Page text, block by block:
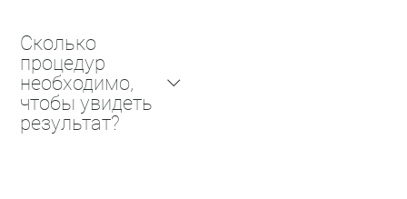
Сколько
процедур
необходимо,
чтобы увидеть
результат?